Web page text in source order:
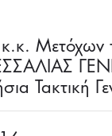
Μετόχων
Τακτική